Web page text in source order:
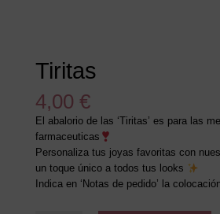
Tiritas
4,00 €
El abalorio de las ‘Tiritas’ es para las
farmaceuticas
Personaliza tus joyas favoritas con
un toque único a todos tus looks
Indica en ‘Notas de pedido’ la